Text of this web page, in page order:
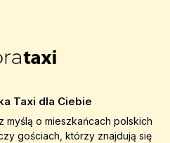
Taxi dla Ciebie
myślą o mieszkańcach polskich
gościach, którzy znajdują się